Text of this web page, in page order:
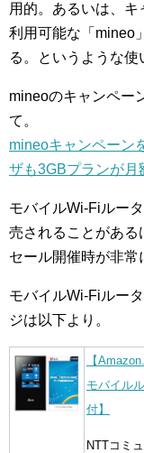
用的。あるいは、
利用可能な「mineo
る。というような使
mineoのキャンペー
て。
mineoキャンペーン
ザも3GBプランが
モバイルWi-Fiルー
売されることがあ
セール開催時が非常
モバイルWi-Fiルー
ジは以下より。
【
モバイル
付】
NTTコミ